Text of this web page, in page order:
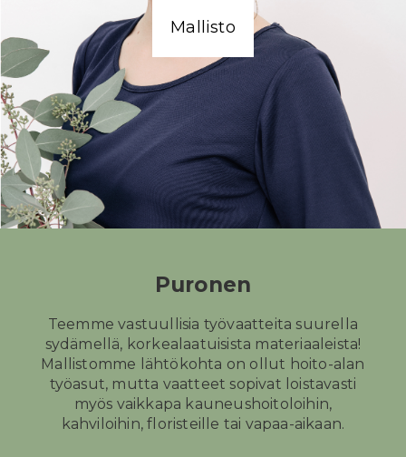
Mallisto
Puronen
Teemme vastuullisia työvaatteita suurella
sydämellä, korkealaatuisista materiaaleista!
Mallistomme lähtökohta on ollut hoito-alan
työasut, mutta vaatteet sopivat loistavasti
myös vaikkapa kauneushoitoloihin,
kahviloihin, floristeille tai vapaa-aikaan.